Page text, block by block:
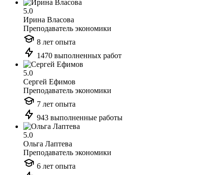
5.0
Ирина Власова
Преподаватель экономики
8 лет опыта
1470 выполненных работ
5.0
Сергей Ефимов
Преподаватель экономики
7 лет опыта
943 выполненные работы
5.0
Ольга Лаптева
Преподаватель экономики
6 лет опыта